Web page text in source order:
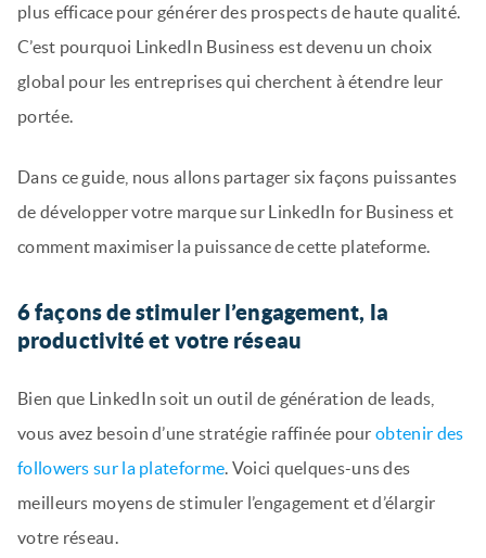
plus efficace pour générer des prospects de haute qualité.
C’est pourquoi LinkedIn Business est devenu un choix
global pour les entreprises qui cherchent à étendre leur
portée.
Dans ce guide, nous allons partager six façons puissantes
de développer votre marque sur LinkedIn for Business et
comment maximiser la puissance de cette plateforme.
6 façons de stimuler l’engagement, la
productivité et votre réseau
Bien que LinkedIn soit un outil de génération de leads,
vous avez besoin d’une stratégie raffinée pourobtenir des
followers sur la plateforme. Voici quelques-uns des
meilleurs moyens de stimuler l’engagement et d’élargir
votre réseau.